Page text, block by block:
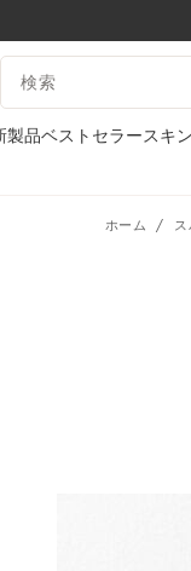
コンテンツへ移動
検索候補
製品ベストセラースキ
ホーム